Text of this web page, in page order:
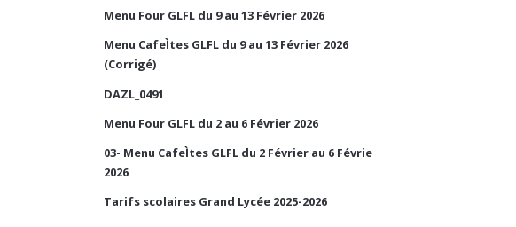
Menu Four GLFL du 9 au 13 Février 2026
Menu CafeÌtes GLFL du 9 au 13 Février 2026
(Corrigé)
DAZL_0491
Menu Four GLFL du 2 au 6 Février 2026
03- Menu CafeÌtes GLFL du 2 Février au 6 Févrie
2026
Tarifs scolaires Grand Lycée 2025-2026